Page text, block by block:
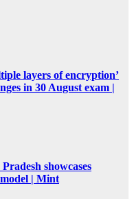
layers of encryption’
in 30 August exam |
showcases
| Mint